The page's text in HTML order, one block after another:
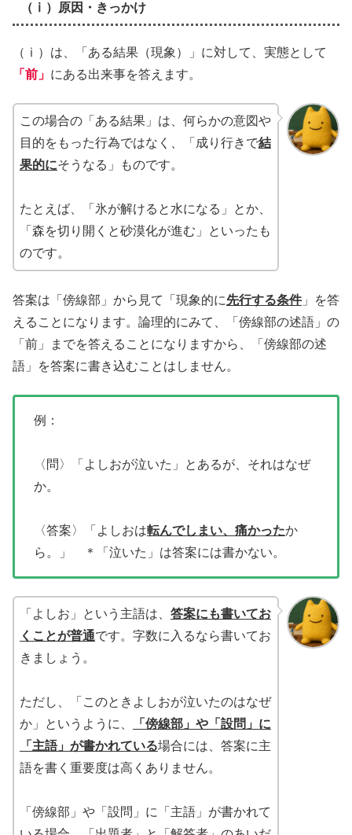
（ⅰ）原因・きっかけ
（ⅰ）は、「ある結果（現象）」に対して、実態として
「前」 にある出来事を答えます。
この場合の「ある結果」は、何らかの意図や
目的をもった行為ではなく、「成り行きで結
果的にそうなる」ものです。
たとえば、「氷が解けると水になる」とか、
「森を切り開くと砂漠化が進む」といったも
のです。
答案は「傍線部」から見て「現象的に先行する条件」を答
えることになります。論理的にみて、「傍線部の述語」の
「前」までを答えることになりますから、「傍線部の述
語」を答案に書き込むことはしません。
例：
〈問〉「よしおが泣いた」とあるが、それはなぜ
か。
〈答案〉「よしおは転んでしまい、痛かったか
ら。」 ＊「泣いた」は答案には書かない。
「よしお」という主語は、 答案にも書いてお
くことが普通です。字数に入るなら書いてお
きましょう。
ただし、「このときよしおが泣いたのはなぜ
か」というように、
「傍線部」や「設問」に
「主語」が書かれている場合には、答案に主
語を書く重要度は高くありません。
「傍線部」や「設問」に「主語」が書かれて